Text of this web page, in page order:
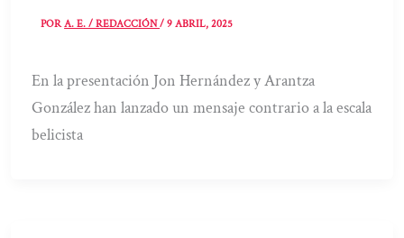
PORA. E. / REDACCIÓN/9 ABRIL, 2025
En la presentación Jon Hernández y Arantza
González han lanzado un mensaje contrario a la escala
belicista